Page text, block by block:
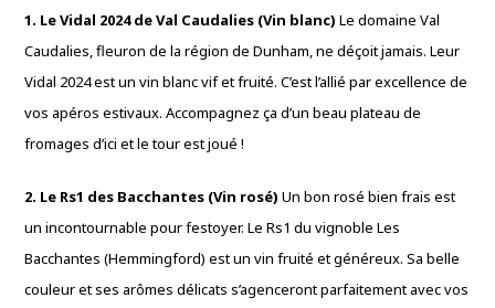
1. Le Vidal 2024 de Val Caudalies (Vin blanc) Le domaine Val
Caudalies, fleuron de la région de Dunham, ne déçoit jamais. Leur
Vidal 2024 est un vin blanc vif et fruité. C’est l’allié par excellence de
vos apéros estivaux. Accompagnez ça d’un beau plateau de
fromages d’ici et le tour est joué !
2. Le Rs1 des Bacchantes (Vin rosé) Un bon rosé bien frais est
un incontournable pour festoyer. Le Rs1 du vignoble Les
Bacchantes (Hemmingford) est un vin fruité et généreux. Sa belle
couleur et ses arômes délicats s’agenceront parfaitement avec vos